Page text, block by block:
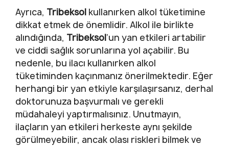
Ayrıca, Tribeksol kullanırken alkol tüketimine
dikkat etmek de önemlidir. Alkol ile birlikte
alındığında, Tribeksol‘un yan etkileri artabilir
ve ciddi sağlık sorunlarına yol açabilir. Bu
nedenle, bu ilacı kullanırken alkol
tüketiminden kaçınmanız önerilmektedir. Eğer
herhangi bir yan etkiyle karşılaşırsanız, derhal
doktorunuza başvurmalı ve gerekli
müdahaleyi yaptırmalısınız. Unutmayın,
ilaçların yan etkileri herkeste aynı şekilde
görülmeyebilir, ancak olası riskleri bilmek ve